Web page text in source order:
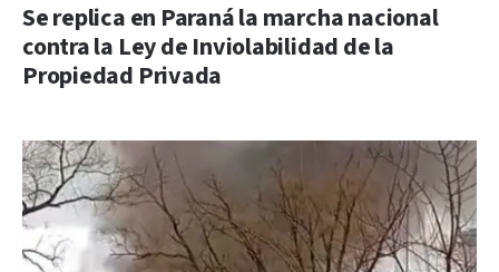
Se replica en Paraná la marcha nacional
contra la Ley de Inviolabilidad de la
Propiedad Privada